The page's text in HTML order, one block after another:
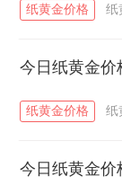
纸黄金价格 纸
今日纸黄金价
纸黄金价格 纸
今日纸黄金价